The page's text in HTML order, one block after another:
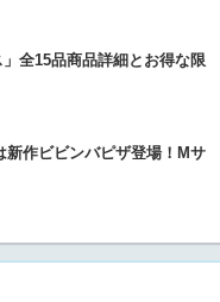
全15品商品詳細とお得な限
新作ビビンバピザ登場！Mサ